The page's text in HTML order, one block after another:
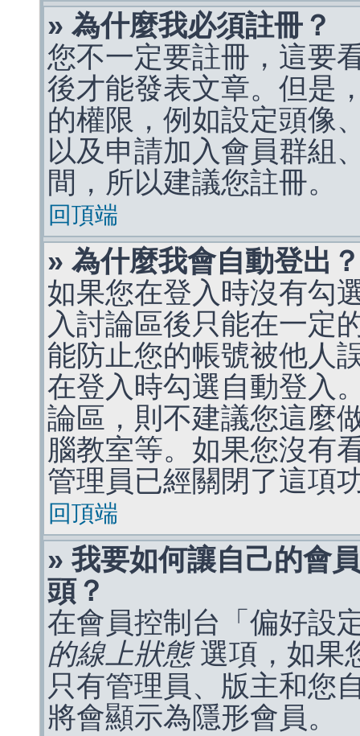
» 為什麼我必須註冊？
您不一定要註冊，這要
後才能發表文章。但是
的權限，例如設定頭像
以及申請加入會員群組
間，所以建議您註冊。
回頂端
» 為什麼我會自動登出？
如果您在登入時沒有勾
入討論區後只能在一定
能防止您的帳號被他人
在登入時勾選自動登入
論區，則不建議您這麼
腦教室等。如果您沒有
管理員已經關閉了這項
回頂端
» 我要如何讓自己的會
頭？
在會員控制台「偏好設
的線上狀態選項，如果
只有管理員、版主和您
將會顯示為隱形會員。